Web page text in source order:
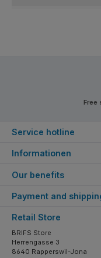
Free
Service hotline
Informationen
Our benefits
Payment and
Retail Store
BRIFS Store
Herrengasse 3
8640 Rapperswil-Jona